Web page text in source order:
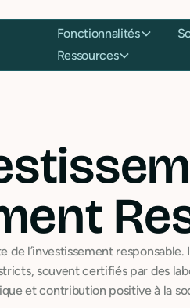
Fonctionnalités
Ressources
l’investissement
souvent certifiés par des
et contribution positive à la